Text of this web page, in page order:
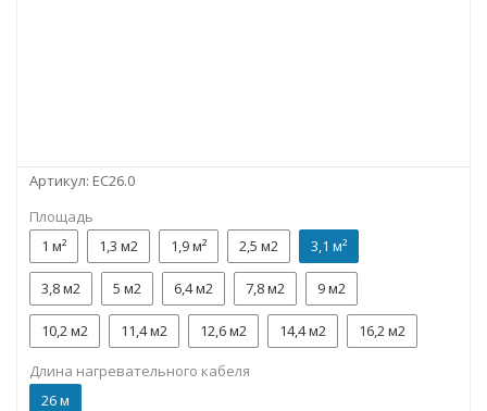
Артикул: EC26.0
Площадь
1 м²
1,3 м2 1,9 м² 2,5 м2 3,1 м²
3,8 м2 5 м2 6,4 м2 7,8 м2 9 м2
10,2 м2 11,4 м2 12,6 м2 14,4 м2 16,2 м2
Длина нагревательного кабеля
26 м